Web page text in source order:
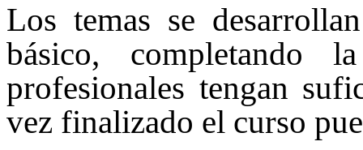
Los temas se
básico, completando
profesionales tengan
vez finalizado el curso